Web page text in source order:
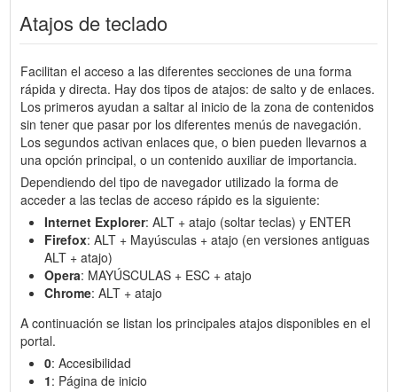
Atajos de teclado
Facilitan el acceso a las diferentes secciones de una forma
rápida y directa. Hay dos tipos de atajos: de salto y de enlaces.
Los primeros ayudan a saltar al inicio de la zona de contenidos
sin tener que pasar por los diferentes menús de navegación.
Los segundos activan enlaces que, o bien pueden llevarnos a
una opción principal, o un contenido auxiliar de importancia.
Dependiendo del tipo de navegador utilizado la forma de
acceder a las teclas de acceso rápido es la siguiente:
Internet Explorer: ALT + atajo (soltar teclas) y ENTER
Firefox: ALT + Mayúsculas + atajo (en versiones antiguas
ALT + atajo)
Opera: MAYÚSCULAS + ESC + atajo
Chrome: ALT + atajo
A continuación se listan los principales atajos disponibles en el
portal.
0: Accesibilidad
1: Página de inicio